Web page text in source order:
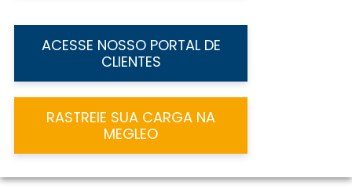
ACESSE NOSSO PORTAL DE
CLIENTES
RASTREIE SUA CARGA NA
MEGLEO